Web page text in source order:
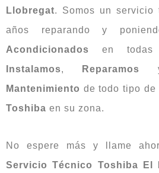
Llobregat. Somos un servicio
años reparando y
Acondicionados en todas
Instalamos, Reparamos y
Mantenimiento de todo tipo de
Toshiba en su zona.
No espere más y llame
Servicio Técnico Toshiba El